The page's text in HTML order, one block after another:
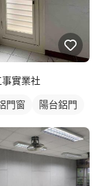
事實業社
門窗 陽台鋁門